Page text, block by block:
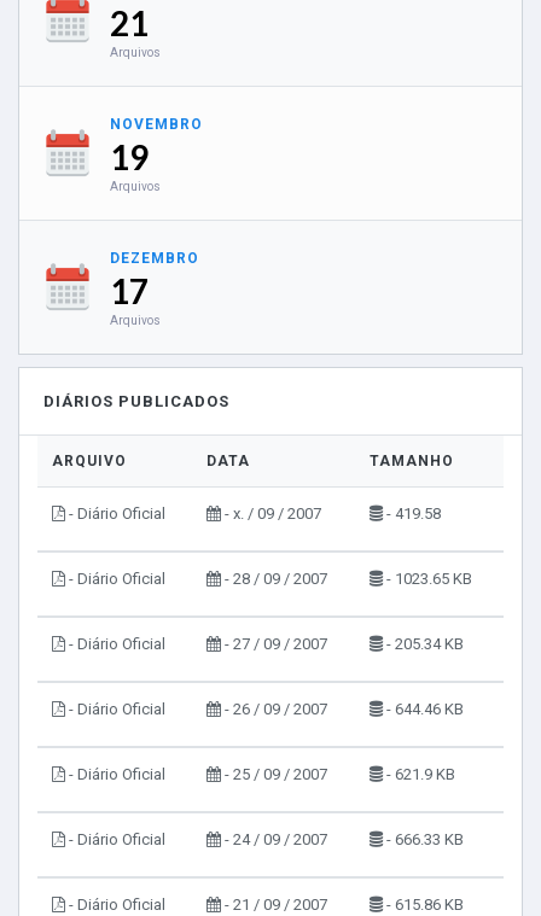
21
Arquivos
NOVEMBRO
19
Arquivos
DEZEMBRO
17
Arquivos
DIÁRIOS PUBLICADOS
ARQUIVO DATA TAMANHO
- Diário Oficial - x. / 09 / 2007 - 419.58
- Diário Oficial - 28 / 09 / 2007 - 1023.65 KB
- Diário Oficial - 27 / 09 / 2007 - 205.34 KB
- Diário Oficial - 26 / 09 / 2007 - 644.46 KB
- Diário Oficial - 25 / 09 / 2007 - 621.9 KB
- Diário Oficial - 24 / 09 / 2007 - 666.33 KB
- Diário Oficial - 21 / 09 / 2007 - 615.86 KB